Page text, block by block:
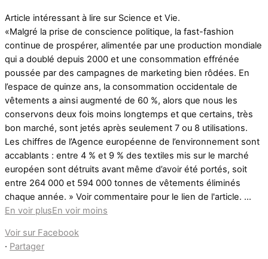
Article intéressant à lire sur Science et Vie.
«Malgré la prise de conscience politique, la fast-fashion
continue de prospérer, alimentée par une production mondiale
qui a doublé depuis 2000 et une consommation effrénée
poussée par des campagnes de marketing bien rôdées. En
l’espace de quinze ans, la consommation occidentale de
vêtements a ainsi augmenté de 60 %, alors que nous les
conservons deux fois moins longtemps et que certains, très
bon marché, sont jetés après seulement 7 ou 8 utilisations.
Les chiffres de l’Agence européenne de l’environnement sont
accablants : entre 4 % et 9 % des textiles mis sur le marché
européen sont détruits avant même d’avoir été portés, soit
entre 264 000 et 594 000 tonnes de vêtements éliminés
chaque année. » Voir commentaire pour le lien de l'article. ...
En voir plusEn voir moins
Voir sur Facebook
· Partager